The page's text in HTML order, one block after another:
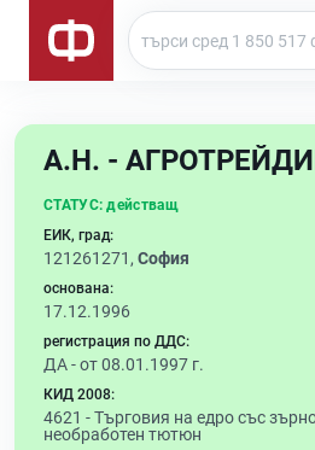
А.Н. -
СТАТУС: действащ
ЕИК, град:
121261271, София
основана:
17.12.1996
регистрация по ДДС:
ДА - от 08.01.1997 г.
КИД 2008:
4621 -Търговия на едро със
необработен тютюн